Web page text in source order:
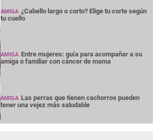
AMIGA ¿Cabello largo o corto? Elige tu corte según
tu cuello
AMIGA Entre mujeres: guía para acompañar a su
amiga o familiar con cáncer de mama
AMIGA Las perras que tienen cachorros pueden
tener una vejez más saludable